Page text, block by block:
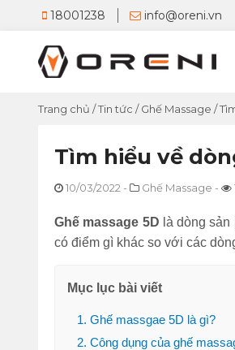
18001238 info@oreni.vn
Trang chủ /Tin tức /Ghế Massage /
Tìm hiểu về
10/03/2022 - Ghế Massage -
Ghế massage 5D là dòng
có điểm gì khác so với các
Mục lục bài viết
1. Ghế massgae 5D là gì?
2. Công dụng của ghế